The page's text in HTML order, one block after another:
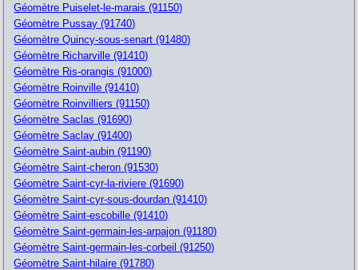
Géomètre Puiselet-le-marais (91150)
Géomètre Pussay (91740)
Géomètre Quincy-sous-senart (91480)
Géomètre Richarville (91410)
Géomètre Ris-orangis (91000)
Géomètre Roinville (91410)
Géomètre Roinvilliers (91150)
Géomètre Saclas (91690)
Géomètre Saclay (91400)
Géomètre Saint-aubin (91190)
Géomètre Saint-cheron (91530)
Géomètre Saint-cyr-la-riviere (91690)
Géomètre Saint-cyr-sous-dourdan (91410)
Géomètre Saint-escobille (91410)
Géomètre Saint-germain-les-arpajon (91180)
Géomètre Saint-germain-les-corbeil (91250)
Géomètre Saint-hilaire (91780)